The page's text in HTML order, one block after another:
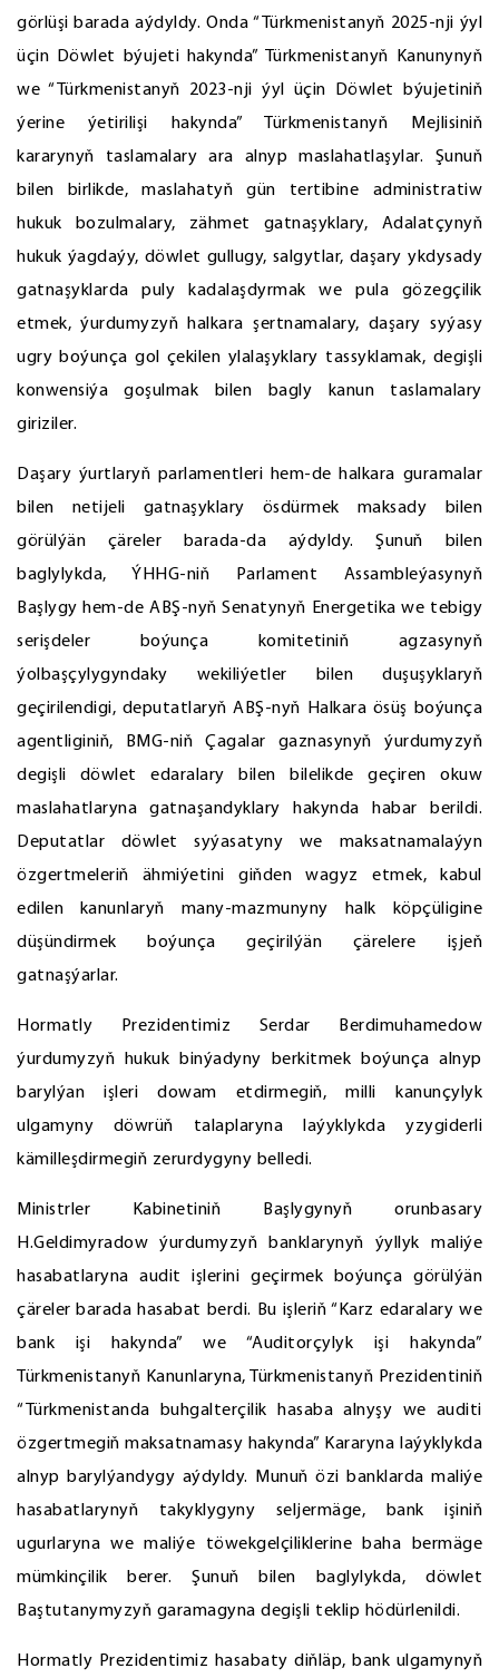
görlüşi barada aýdyldy. Onda “Türkmenistanyň 2025-nji ýyl
üçin Döwlet býujeti hakynda” Türkmenistanyň Kanunynyň
we “Türkmenistanyň 2023-nji ýyl üçin Döwlet býujetiniň
ýerine ýetirilişi hakynda” Türkmenistanyň Mejlisiniň
kararynyň taslamalary ara alnyp maslahatlaşylar. Şunuň
bilen birlikde, maslahatyň gün tertibine administratiw
hukuk bozulmalary, zähmet gatnaşyklary, Adalatçynyň
hukuk ýagdaýy, döwlet gullugy, salgytlar, daşary ykdysady
gatnaşyklarda puly kadalaşdyrmak we pula gözegçilik
etmek, ýurdumyzyň halkara şertnamalary, daşary syýasy
ugry boýunça gol çekilen ylalaşyklary tassyklamak, degişli
konwensiýa goşulmak bilen bagly kanun taslamalary
giriziler.
Daşary ýurtlaryň parlamentleri hem-de halkara guramalar
bilen netijeli gatnaşyklary ösdürmek maksady bilen
görülýän çäreler barada-da aýdyldy. Şunuň bilen
baglylykda, ÝHHG-niň Parlament Assambleýasynyň
Başlygy hem-de ABŞ-nyň Senatynyň Energetika we tebigy
serişdeler boýunça komitetiniň agzasynyň
ýolbaşçylygyndaky wekiliýetler bilen duşuşyklaryň
geçirilendigi, deputatlaryň ABŞ-nyň Halkara ösüş boýunça
agentliginiň, BMG-niň Çagalar gaznasynyň ýurdumyzyň
degişli döwlet edaralary bilen bilelikde geçiren okuw
maslahatlaryna gatnaşandyklary hakynda habar berildi.
Deputatlar döwlet syýasatyny we maksatnamalaýyn
özgertmeleriň ähmiýetini giňden wagyz etmek, kabul
edilen kanunlaryň many-mazmunyny halk köpçüligine
düşündirmek boýunça geçirilýän çärelere işjeň
gatnaşýarlar.
Hormatly Prezidentimiz Serdar Berdimuhamedow
ýurdumyzyň hukuk binýadyny berkitmek boýunça alnyp
barylýan işleri dowam etdirmegiň, milli kanunçylyk
ulgamyny döwrüň talaplaryna laýyklykda yzygiderli
kämilleşdirmegiň zerurdygyny belledi.
Ministrler Kabinetiniň Başlygynyň orunbasary
H.Geldimyradow ýurdumyzyň banklarynyň ýyllyk maliýe
hasabatlaryna audit işlerini geçirmek boýunça görülýän
çäreler barada hasabat berdi. Bu işleriň “Karz edaralary we
bank işi hakynda” we “Auditorçylyk işi hakynda”
Türkmenistanyň Kanunlaryna, Türkmenistanyň Prezidentiniň
“Türkmenistanda buhgalterçilik hasaba alnyşy we auditi
özgertmegiň maksatnamasy hakynda” Kararyna laýyklykda
alnyp barylýandygy aýdyldy. Munuň özi banklarda maliýe
hasabatlarynyň takyklygyny seljermäge, bank işiniň
ugurlaryna we maliýe töwekgelçiliklerine baha bermäge
mümkinçilik berer. Şunuň bilen baglylykda, döwlet
Baştutanymyzyň garamagyna degişli teklip hödürlenildi.
Hormatly Prezidentimiz hasabaty diňläp, bank ulgamynyň